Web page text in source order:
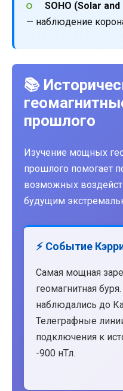
SOHO (Solar
— наблюдение
📚
прошлого
Изучение мощных
прошлого помогает
возможных
будущим
⚡ Событие
Самая мощная
геомагнитная
наблюдались до
Телеграфные
подключения к
-900 нТл.